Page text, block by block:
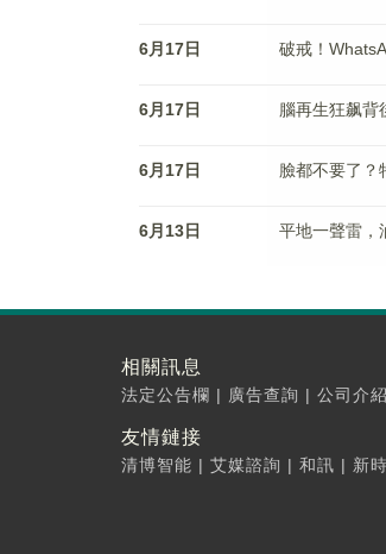
6月17日 破戒！
6月17日 腦再生狂飙背
6月17日 臉都不要了？
6月13日 平地一聲雷，
相關訊息
法定公告欄 | 廣告查詢 | 公司介紹
友情鏈接
清博智能 | 艾媒諮詢 | 和訊 | 新